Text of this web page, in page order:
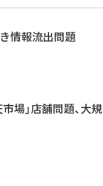
情報流出問題
場」店舗問題、大規